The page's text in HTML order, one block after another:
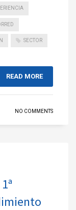
SECTOR
READ MORE
NO COMMENTS